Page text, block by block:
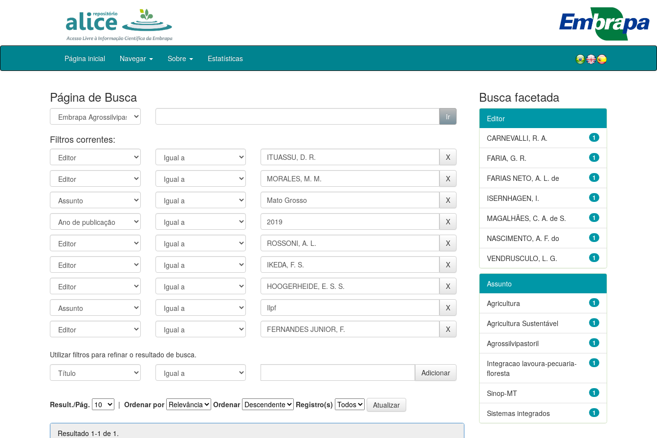
Skip
Página inicial Navegar Sobre Estatísticas
Página de Busca
Filtros correntes:
Utilizar filtros para refinar o resultado de busca.
Result./Pág. | Ordenar por Ordenar Registro(s)
Resultado 1-1 de 1.
Busca facetada
Editor
1
CARNEVALLI, R. A.
1
FARIA, G. R.
1
FARIAS NETO, A. L. de
1
ISERNHAGEN, I.
1
MAGALHÃES, C. A. de S.
1
NASCIMENTO, A. F. do
1
VENDRUSCULO, L. G.
Assunto
1
Agricultura
1
Agricultura Sustentável
1
Agrossilvipastoril
1
Integracao lavoura-pecuaria-
floresta
1
Sinop-MT
1
Sistemas integrados